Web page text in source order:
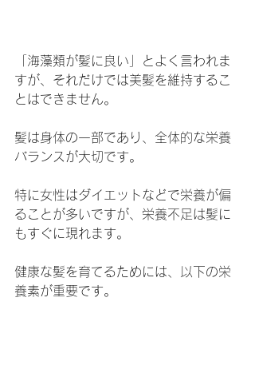
「海藻類が髪に良い」とよく言われま
すが、それだけでは美髪を維持するこ
とはできません。
髪は身体の一部であり、全体的な栄養
バランスが大切です。
特に女性はダイエットなどで栄養が偏
ることが多いですが、栄養不足は髪に
もすぐに現れます。
健康な髪を育てるためには、以下の栄
養素が重要です。